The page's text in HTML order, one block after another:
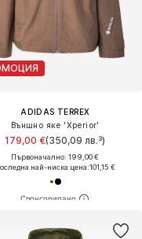
ADIDAS TERREX
Външно яке 'Xperior'
179,00 €(350,09 лв.³)
Първоначално: 199,00 €
най-ниска цена:101,15 €